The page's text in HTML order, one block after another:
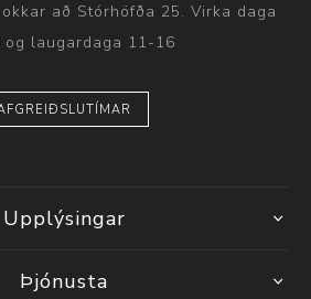
að Stórhöfða 25. Virka daga
og laugardaga 11-16
Upplýsingar
Þjónusta